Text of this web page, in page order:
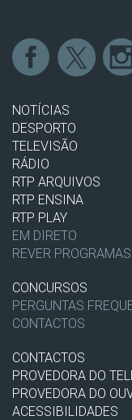
NOTÍCIAS
DESPORTO
TELEVISÃO
RÁDIO
RTP ARQUIVOS
RTP ENSINA
RTP PLAY
EM DIRETO
REVER PROGRAMAS
CONCURSOS
PERGUNTAS
CONTACTOS
CONTACTOS
PROVEDORA DO
PROVEDORA DO
ACESSIBILIDADES